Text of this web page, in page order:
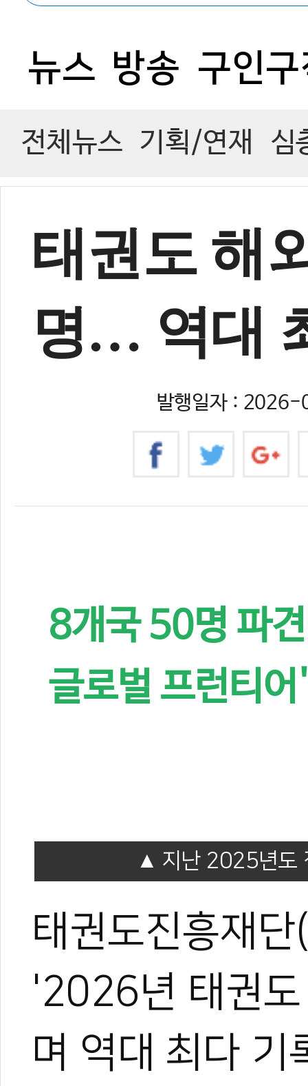
뉴스 방송 구인
전체뉴스 기획/연재 심
태권도 해
명… 역대
발행일자 :
8개국 50명 파
글로벌 프런티
지난 2025년도
태권도진흥재
'2026년 태권
며 역대 최다 기